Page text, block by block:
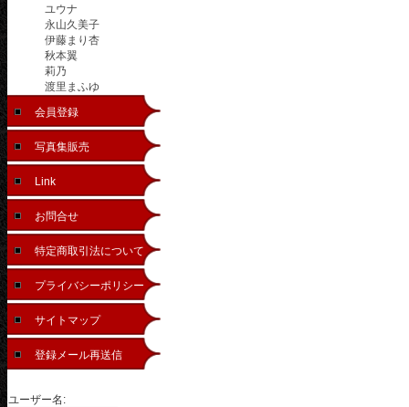
ユウナ
永山久美子
伊藤まり杏
秋本翼
莉乃
渡里まふゆ
会員登録
写真集販売
Link
お問合せ
特定商取引法について
プライバシーポリシー
サイトマップ
登録メール再送信
ユーザー名: